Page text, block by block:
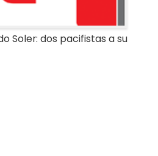
Soler: dos pacifistas a su